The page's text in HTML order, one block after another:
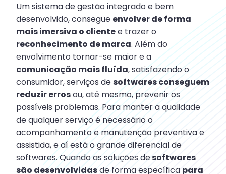
Um sistema de gestão integrado e bem
desenvolvido, consegue envolver de forma
mais imersiva o clientee trazer o
reconhecimento de marca. Além do
envolvimento tornar-se maior e a
comunicação mais fluída, satisfazendo o
consumidor, serviços desoftwares conseguem
reduzir errosou, até mesmo, prevenir os
possíveis problemas. Para manter a qualidade
de qualquer serviço é necessário o
acompanhamento e manutenção preventiva e
assistida, e aí está o grande diferencial de
softwares. Quando as soluções desoftwares
são desenvolvidasde forma específica para